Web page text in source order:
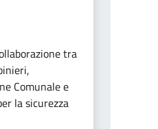
tra
Comunale e
la sicurezza